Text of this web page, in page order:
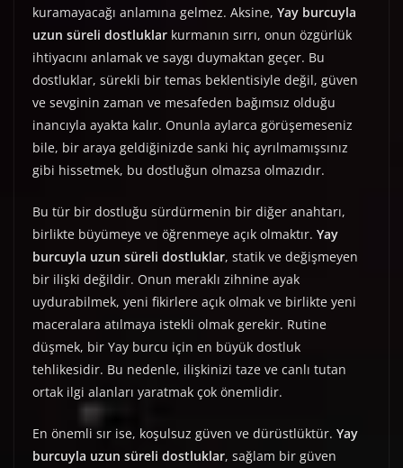
kuramayacağı anlamına gelmez. Aksine, Yay burcuyla
uzun süreli dostluklar kurmanın sırrı, onun özgürlük
ihtiyacını anlamak ve saygı duymaktan geçer. Bu
dostluklar, sürekli bir temas beklentisiyle değil, güven
ve sevginin zaman ve mesafeden bağımsız olduğu
inancıyla ayakta kalır. Onunla aylarca görüşemeseniz
bile, bir araya geldiğinizde sanki hiç ayrılmamışsınız
gibi hissetmek, bu dostluğun olmazsa olmazıdır.
Bu tür bir dostluğu sürdürmenin bir diğer anahtarı,
birlikte büyümeye ve öğrenmeye açık olmaktır. Yay
burcuyla uzun süreli dostluklar, statik ve değişmeyen
bir ilişki değildir. Onun meraklı zihnine ayak
uydurabilmek, yeni fikirlere açık olmak ve birlikte yeni
maceralara atılmaya istekli olmak gerekir. Rutine
düşmek, bir Yay burcu için en büyük dostluk
tehlikesidir. Bu nedenle, ilişkinizi taze ve canlı tutan
ortak ilgi alanları yaratmak çok önemlidir.
En önemli sır ise, koşulsuz güven ve dürüstlüktür. Yay
burcuyla uzun süreli dostluklar, sağlam bir güven